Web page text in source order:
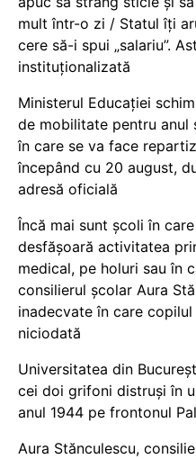
mult într-o zi / Statul îți
cere să-i spui „salariu”.
instituționalizată
Ministerul Educației
de mobilitate pentru anul
în care se va face
începând cu 20 august,
adresă oficială
Încă mai sunt școli în
desfășoară activitatea
medical, pe holuri sau în
consilierul școlar Aura
inadecvate în care
niciodată
Universitatea din
cei doi grifoni distruși în
anul 1944 pe frontonul
Aura Stănculescu,